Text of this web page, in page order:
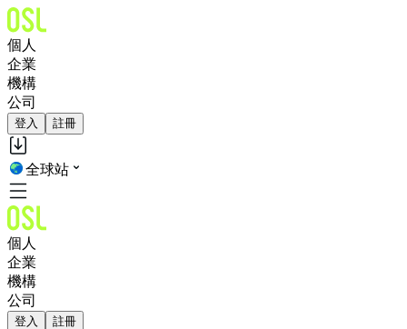
個人
企業
機構
公司
登入 註冊
全球站
個人
企業
機構
公司
登入 註冊